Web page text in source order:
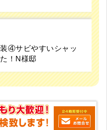
④サビやすいシャッ
！N様邸